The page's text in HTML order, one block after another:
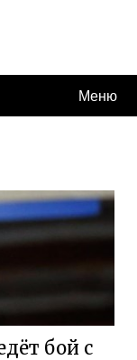
Меню
бой с